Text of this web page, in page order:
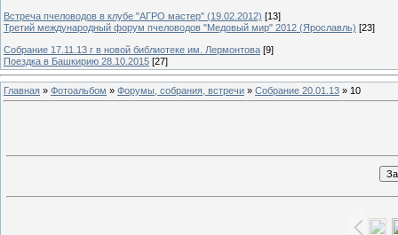
Встреча пчеловодов в клубе "АГРО мастер" (19.02.2012) [13]
Третий международный форум пчеловодов "Медовый мир" 2012 (Ярославль) [23]
Собрание 17.11.13 г в новой библиотеке им. Лермонтова [9]
Поездка в Башкирию 28.10.2015 [27]
Главная » Фотоальбом » Форумы, собрания, встречи » Собрание 20.01.13 » 10